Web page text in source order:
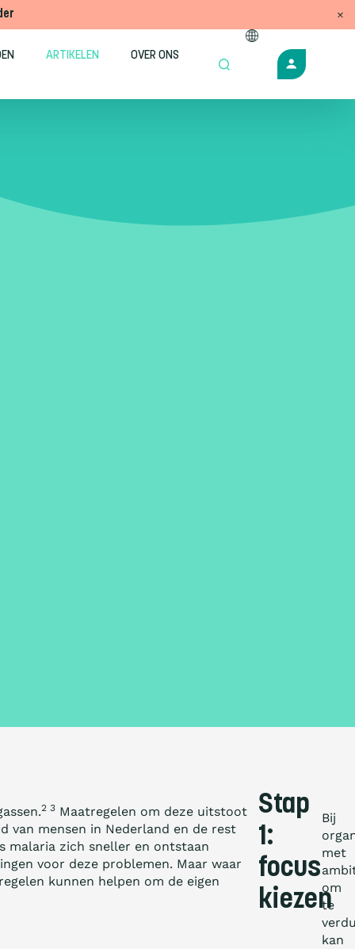
ARTIKELEN OVER ONS
2 3 Maatregelen om deze uitstoot
van mensen in Nederland en de rest
malaria zich sneller en ­ontstaan
voor deze problemen. Maar waar
kunnen helpen om de eigen
Stap
1:
focus
kiezen
Bij
met
om
te
kan